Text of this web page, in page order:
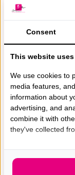
Algemeen
Algemeen
Consent
This website
We use cookies to
media features,
information about
advertising, and
combine it with
they've collected